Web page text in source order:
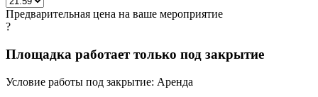
Предварительная цена на ваше мероприятие
?
Площадка работает только под закрытие
Условие работы под закрытие: Аренда